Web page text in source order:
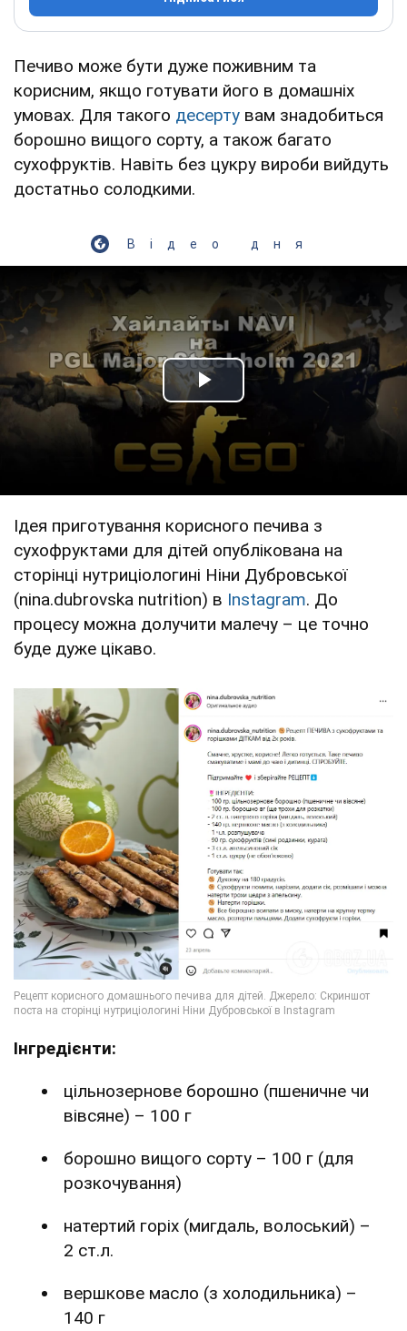
Печиво може бути дуже поживним та
корисним, якщо готувати його в домашніх
умовах. Для такого десерту вам знадобиться
борошно вищого сорту, а також багато
сухофруктів. Навіть без цукру вироби вийдуть
достатньо солодкими.
Відео дня
Play Video
Ідея приготування корисного печива з
сухофруктами для дітей опублікована на
сторінці нутриціологині Ніни Дубровської
(nina.dubrovska nutrition) в Instagram. До
процесу можна долучити малечу – це точно
буде дуже цікаво.
Інгредієнти:
цільнозернове борошно (пшеничне чи
вівсяне) – 100 г
борошно вищого сорту – 100 г (для
розкочування)
натертий горіх (мигдаль, волоський) –
2 ст.л.
вершкове масло (з холодильника) –
140 г